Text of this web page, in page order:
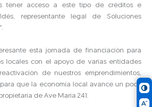
tener acceso a este tipo de créditos e
representante legal de Soluciones
esta jornada de financiación para
locales con el apoyo de varias entidades
de nuestros emprendimientos,
para que la economía local avance un poco
de Ave María 241.